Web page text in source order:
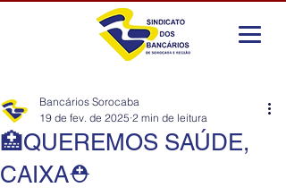
🏥QUEREMOS SAÚDE,
CAIXA⛑️
Bancários Sorocaba
19 de fev. de 2025 2 min de leitura